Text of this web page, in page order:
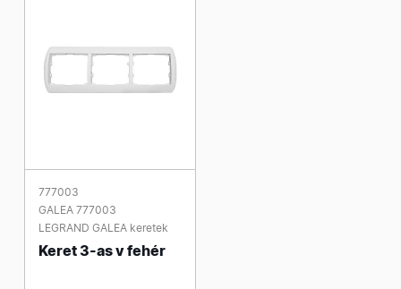
777003
GALEA 777003
LEGRAND GALEA keretek
Keret 3-as v fehér